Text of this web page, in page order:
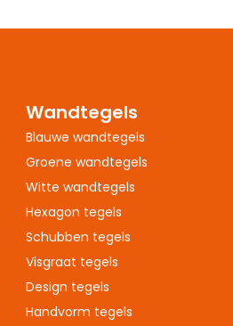
Wandtegels
Blauwe wandtegels
Groene wandtegels
Witte wandtegels
Hexagon tegels
Schubben tegels
Visgraat tegels
Design tegels
Handvorm tegels